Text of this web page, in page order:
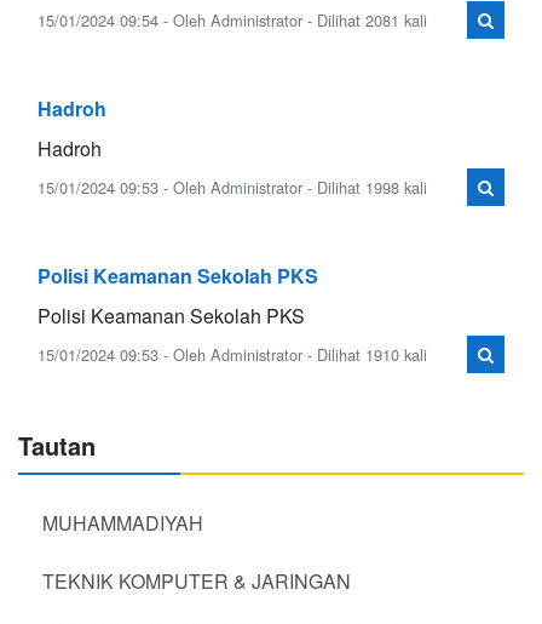
15/01/2024 09:54 - Oleh Administrator - Dilihat 2081 kali
Hadroh
Hadroh
15/01/2024 09:53 - Oleh Administrator - Dilihat 1998 kali
Polisi Keamanan Sekolah PKS
Polisi Keamanan Sekolah PKS
15/01/2024 09:53 - Oleh Administrator - Dilihat 1910 kali
Tautan
MUHAMMADIYAH
TEKNIK KOMPUTER & JARINGAN